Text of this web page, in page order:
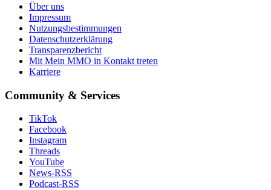
Über uns
Impressum
Nutzungsbestimmungen
Datenschutzerklärung
Transparenzbericht
Mit Mein MMO in Kontakt treten
Karriere
Community & Services
TikTok
Facebook
Instagram
Threads
YouTube
News-RSS
Podcast-RSS